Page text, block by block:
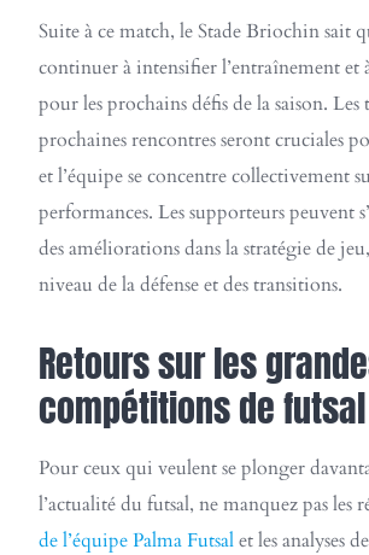
Suite à ce match, le Stade Briochin sait
continuer à intensifier l’entraînement et
pour les prochains défis de la saison. Les
prochaines rencontres seront cruciales
et l’équipe se concentre collectivement
performances. Les supporteurs peuvent
des améliorations dans la stratégie de
niveau de la défense et des transitions.
Retours sur les
compétitions de futsal
Pour ceux qui veulent se plonger
l’actualité du futsal, ne manquez pas les
de l’équipe Palma Futsalet les analyses